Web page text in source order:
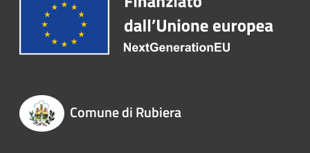
Comune di Rubiera